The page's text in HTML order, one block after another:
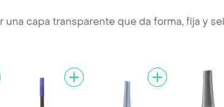
capa transparente que da forma, fija y